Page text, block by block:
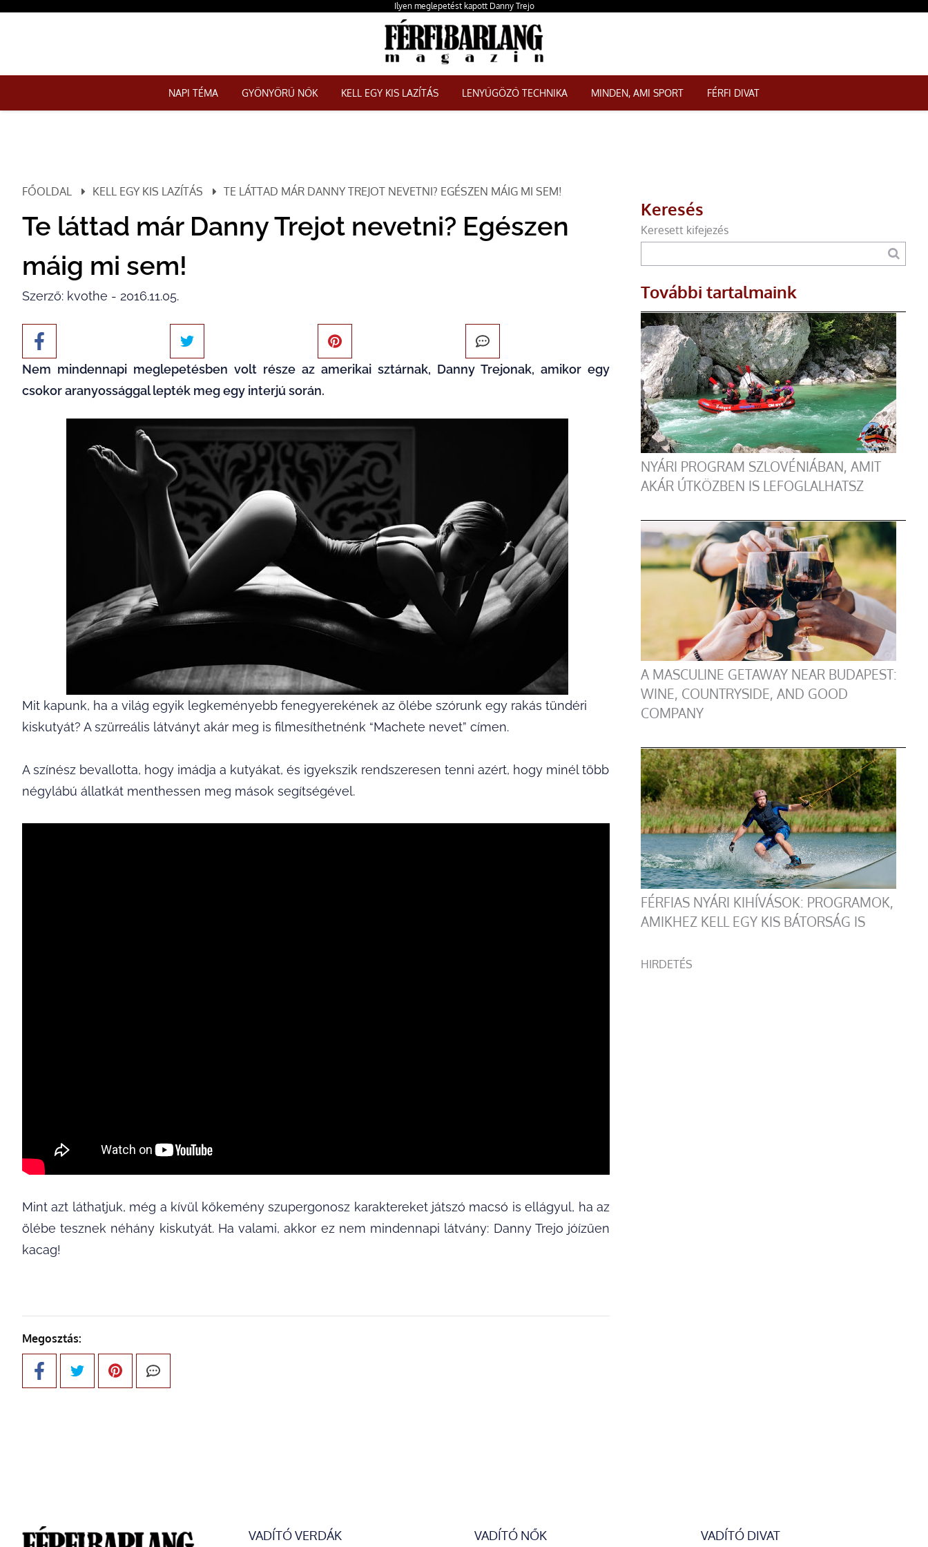
Ilyen meglepetést kapott Danny Trejo
NAPI TÉMA GYÖNYÖRŰ NŐK KELL EGY KIS LAZÍTÁS LENYŰGÖZŐ TECHNIKA MINDEN, AMI SPORT FÉRFI DIVAT
FŐOLDAL KELL EGY KIS LAZÍTÁS TE LÁTTAD MÁR DANNY TREJOT NEVETNI? EGÉSZEN MÁIG MI SEM!
Te láttad már Danny Trejot nevetni? Egészen
máig mi sem!
Szerző: kvothe - 2016.11.05.
Nem mindennapi meglepetésben volt része az amerikai sztárnak, Danny Trejonak, amikor egy
csokor aranyossággal lepték meg egy interjú során.
Mit kapunk, ha a világ egyik legkeményebb fenegyerekének az ölébe szórunk egy rakás tündéri
kiskutyát? A szürreális látványt akár meg is filmesíthetnénk “Machete nevet” címen.
A színész bevallotta, hogy imádja a kutyákat, és igyekszik rendszeresen tenni azért, hogy minél több
négylábú állatkát menthessen meg mások segítségével.
Mint azt láthatjuk, még a kívül kőkemény szupergonosz karaktereket játszó macsó is ellágyul, ha az
ölébe tesznek néhány kiskutyát. Ha valami, akkor ez nem mindennapi látvány: Danny Trejo jóízűen
kacag!
Megosztás:
Keresés
Keresett kifejezés
További tartalmaink
NYÁRI PROGRAM SZLOVÉNIÁBAN, AMIT
AKÁR ÚTKÖZBEN IS LEFOGLALHATSZ
A MASCULINE GETAWAY NEAR BUDAPEST:
WINE, COUNTRYSIDE, AND GOOD
COMPANY
FÉRFIAS NYÁRI KIHÍVÁSOK: PROGRAMOK,
AMIKHEZ KELL EGY KIS BÁTORSÁG IS
HIRDETÉS
VADÍTÓ VERDÁK VADÍTÓ NŐK VADÍTÓ DIVAT